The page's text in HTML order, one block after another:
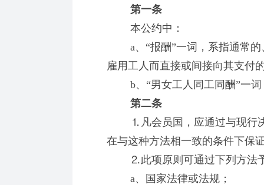
第一条
本公约中：
a、“报酬”一词，系指通常的
雇用工人而直接或间接向其支付
b、“男女工人同工同酬”一词
第二条
⒈凡会员国，应通过与现行决
在与这种方法相一致的条件下保
⒉此项原则可通过下列方法
a、国家法律或法规；